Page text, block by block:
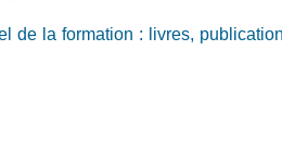
de la formation : livres,